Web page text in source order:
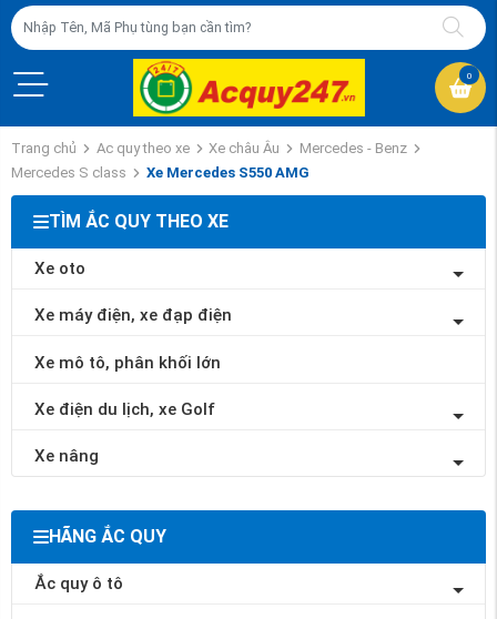
0
Trang chủ Ac quy theo xe Xe châu Âu
Mercedes - Benz
Mercedes S class
Xe Mercedes S550 AMG
TÌM ẮC QUY THEO XE
Xe oto
Xe máy điện, xe đạp điện
Xe mô tô, phân khối lớn
Xe điện du lịch, xe Golf
Xe nâng
HÃNG ẮC QUY
Ắc quy ô tô